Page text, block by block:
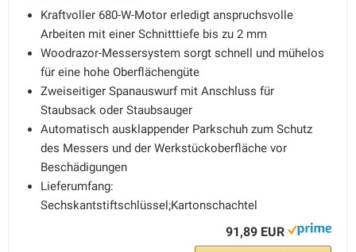
Kraftvoller 680-W-Motor erledigt anspruchsvolle
Arbeiten mit einer Schnitttiefe bis zu 2 mm
Woodrazor-Messersystem sorgt schnell und mühelos
für eine hohe Oberflächengüte
Zweiseitiger Spanauswurf mit Anschluss für
Staubsack oder Staubsauger
Automatisch ausklappender Parkschuh zum Schutz
des Messers und der Werkstückoberfläche vor
Beschädigungen
Lieferumfang:
Sechskantstiftschlüssel;Kartonschachtel
91,89 EUR